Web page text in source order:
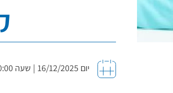
יום 16/12/2025 | שעה 00:00 - 00:00